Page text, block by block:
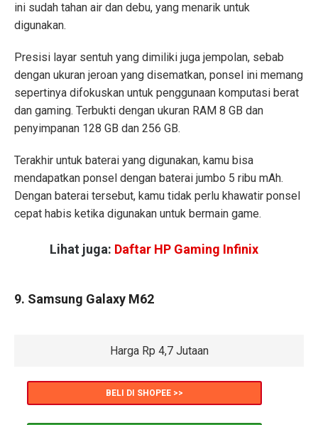
ini sudah tahan air dan debu, yang menarik untuk
digunakan.
Presisi layar sentuh yang dimiliki juga jempolan, sebab
dengan ukuran jeroan yang disematkan, ponsel ini memang
sepertinya difokuskan untuk penggunaan komputasi berat
dan gaming. Terbukti dengan ukuran RAM 8 GB dan
penyimpanan 128 GB dan 256 GB.
Terakhir untuk baterai yang digunakan, kamu bisa
mendapatkan ponsel dengan baterai jumbo 5 ribu mAh.
Dengan baterai tersebut, kamu tidak perlu khawatir ponsel
cepat habis ketika digunakan untuk bermain game.
Lihat juga: Daftar HP Gaming Infinix
9. Samsung Galaxy M62
Harga Rp 4,7 Jutaan
BELI DI SHOPEE >>